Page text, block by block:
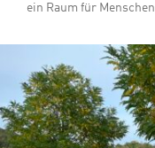
ein Raum für